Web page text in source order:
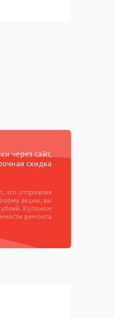
через сайт,
скидка
что отправляя
акции, вы
Купоном
ремонта